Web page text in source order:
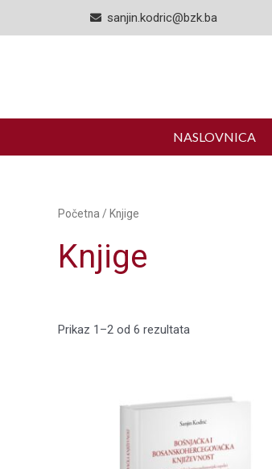
sanjin.kodric@bzk.ba
NASLOVNICA
Početna / Knjige
Knjige
Prikaz 1–2 od 6 rezultata